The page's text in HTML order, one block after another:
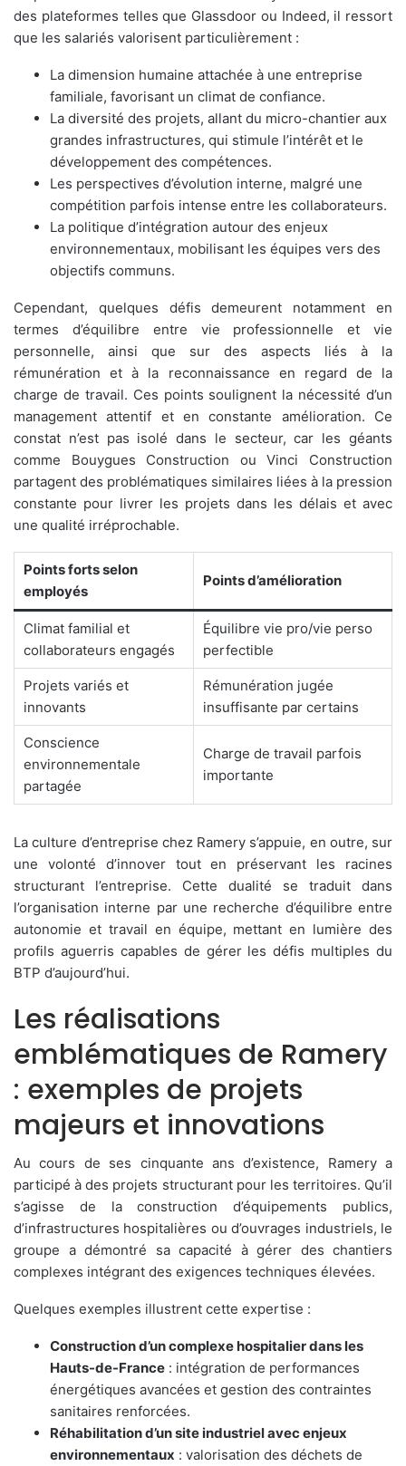
des plateformes telles que Glassdoor ou Indeed, il ressort
que les salariés valorisent particulièrement :
La dimension humaine attachée à une entreprise
familiale, favorisant un climat de confiance.
La diversité des projets, allant du micro-chantier aux
grandes infrastructures, qui stimule l’intérêt et le
développement des compétences.
Les perspectives d’évolution interne, malgré une
compétition parfois intense entre les collaborateurs.
La politique d’intégration autour des enjeux
environnementaux, mobilisant les équipes vers des
objectifs communs.
Cependant, quelques défis demeurent notamment en
termes d’équilibre entre vie professionnelle et vie
personnelle, ainsi que sur des aspects liés à la
rémunération et à la reconnaissance en regard de la
charge de travail. Ces points soulignent la nécessité d’un
management attentif et en constante amélioration. Ce
constat n’est pas isolé dans le secteur, car les géants
comme Bouygues Construction ou Vinci Construction
partagent des problématiques similaires liées à la pression
constante pour livrer les projets dans les délais et avec
une qualité irréprochable.
Points forts selon
employés
Points d’amélioration
Climat familial et
collaborateurs engagés
Équilibre vie pro/vie perso
perfectible
Projets variés et
innovants
Rémunération jugée
insuffisante par certains
Conscience
environnementale
partagée
Charge de travail parfois
importante
La culture d’entreprise chez Ramery s’appuie, en outre, sur
une volonté d’innover tout en préservant les racines
structurant l’entreprise. Cette dualité se traduit dans
l’organisation interne par une recherche d’équilibre entre
autonomie et travail en équipe, mettant en lumière des
profils aguerris capables de gérer les défis multiples du
BTP d’aujourd’hui.
Les réalisations
emblématiques de Ramery
: exemples de projets
majeurs et innovations
Au cours de ses cinquante ans d’existence, Ramery a
participé à des projets structurant pour les territoires. Qu’il
s’agisse de la construction d’équipements publics,
d’infrastructures hospitalières ou d’ouvrages industriels, le
groupe a démontré sa capacité à gérer des chantiers
complexes intégrant des exigences techniques élevées.
Quelques exemples illustrent cette expertise :
Construction d’un complexe hospitalier dans les
Hauts-de-France : intégration de performances
énergétiques avancées et gestion des contraintes
sanitaires renforcées.
Réhabilitation d’un site industriel avec enjeux
environnementaux : valorisation des déchets de